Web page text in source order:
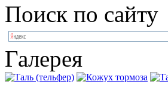
Поиск по сайту
Галерея